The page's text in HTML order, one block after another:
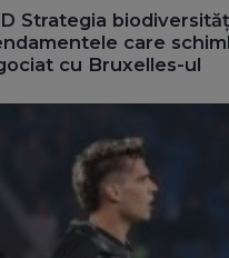
Strategia
care
cu Bruxelles-ul